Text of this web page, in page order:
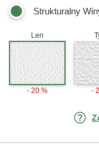
Strukturalny
Len
- 20 % -